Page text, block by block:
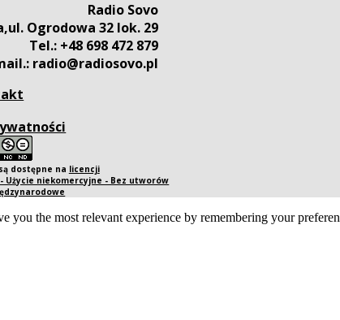
Radio Sovo
Ogrodowa 32 lok. 29
Tel.: +48 698 472 879
radio@radiosovo.pl
dostępne na licencji
niekomercyjne - Bez utworów
you the most relevant experience by remembering your